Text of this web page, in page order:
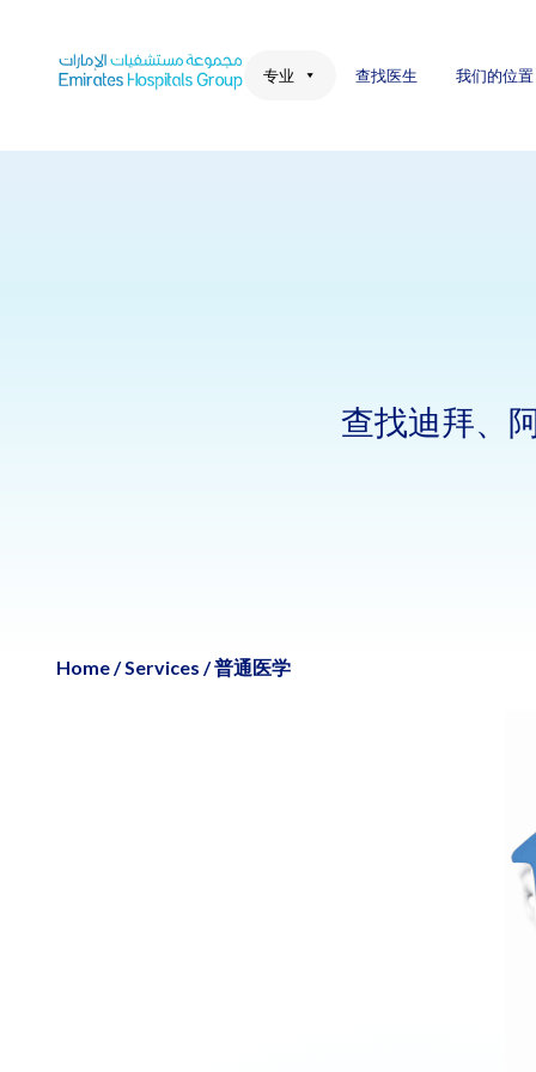
content
专业 查找医生 我们的位置
查找迪拜、
Home/Services /普通医学